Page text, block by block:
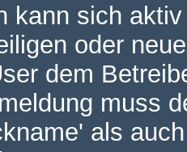
kann sich
oder
dem
muss
als